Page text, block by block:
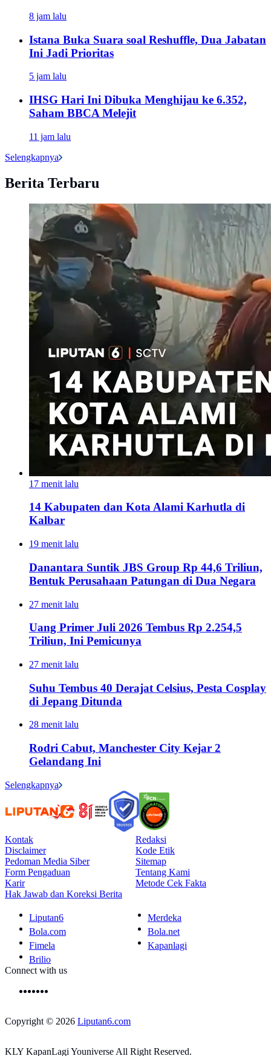
8 jam lalu
Istana Buka Suara soal Reshuffle, Dua Jabatan
Ini Jadi Prioritas
5 jam lalu
IHSG Hari Ini Dibuka Menghijau ke 6.352,
Saham BBCA Melejit
11 jam lalu
Selengkapnya
Berita Terbaru
17 menit lalu
14 Kabupaten dan Kota Alami Karhutla di
Kalbar
19 menit lalu
Danantara Suntik JBS Group Rp 44,6 Triliun,
Bentuk Perusahaan Patungan di Dua Negara
27 menit lalu
Uang Primer Juli 2026 Tembus Rp 2.254,5
Triliun, Ini Pemicunya
27 menit lalu
Suhu Tembus 40 Derajat Celsius, Pesta Cosplay
di Jepang Ditunda
28 menit lalu
Rodri Cabut, Manchester City Kejar 2
Gelandang Ini
Selengkapnya
Kontak
Redaksi
Disclaimer
Kode Etik
Pedoman Media Siber
Sitemap
Form Pengaduan
Tentang Kami
Karir
Metode Cek Fakta
Hak Jawab dan Koreksi Berita
Liputan6
Merdeka
Bola.com
Bola.net
Fimela
Kapanlagi
Brilio
Connect with us
Copyright © 2026 Liputan6.com
KLY KapanLagi Youniverse All Right Reserved.